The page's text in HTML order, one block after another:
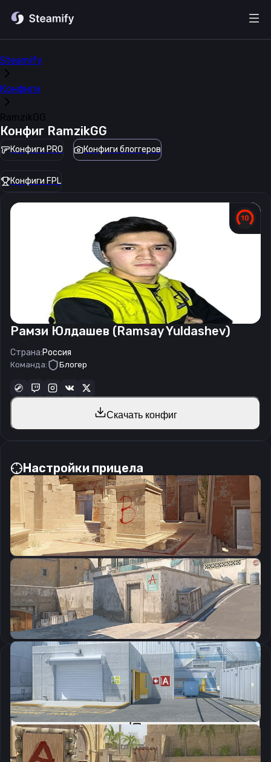
Steamify
Конфиги
RamzikGG
Конфиг RamzikGG
Конфиги PRO Конфиги блоггеров
Конфиги FPL
Рамзи Юлдашев (Ramsay Yuldashev)
Страна:Россия
Команда: Блогер
Скачать конфиг
Настройки прицела
CSGO-SedXN-R5474-CTtRP-4rXfM-O58WB
Скопировать
Параметры запуска
Скопировать